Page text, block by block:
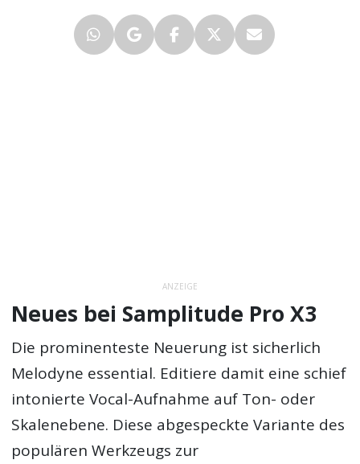
ANZEIGE
Neues bei Samplitude Pro X3
Die prominenteste Neuerung ist sicherlich
Melodyne essential. Editiere damit eine schief
intonierte Vocal-Aufnahme auf Ton- oder
Skalenebene. Diese abgespeckte Variante des
populären Werkzeugs zur